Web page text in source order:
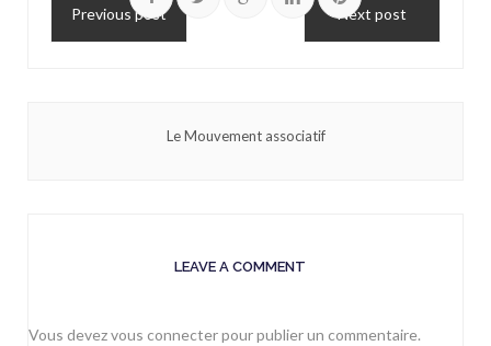
Previous post Next post
Le Mouvement associatif
LEAVE A COMMENT
Vous devezvous connecterpour publier un commentaire.